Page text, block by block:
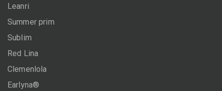
Leanri
Summer prim
Sublim
Red Lina
Clemenlola
Earlyna®